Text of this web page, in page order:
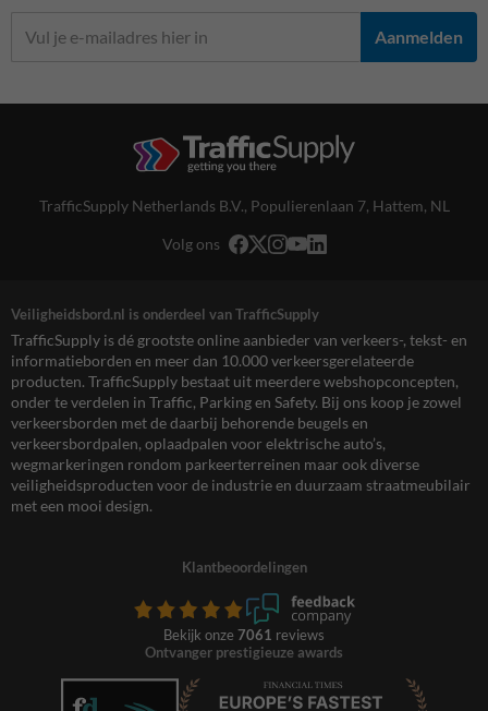
Aanmelden
TrafficSupply Netherlands B.V., Populierenlaan 7, Hattem, NL
Volg ons
Veiligheidsbord.nl is onderdeel van TrafficSupply
TrafficSupply is dé grootste online aanbieder van verkeers-, tekst- en
informatieborden en meer dan 10.000 verkeersgerelateerde
producten. TrafficSupply bestaat uit meerdere webshopconcepten,
onder te verdelen in Traffic, Parking en Safety. Bij ons koop je zowel
verkeersborden met de daarbij behorende beugels en
verkeersbordpalen, oplaadpalen voor elektrische auto’s,
wegmarkeringen rondom parkeerterreinen maar ook diverse
veiligheidsproducten voor de industrie en duurzaam straatmeubilair
met een mooi design.
Klantbeoordelingen
Bekijk onze 7061 reviews
Ontvanger prestigieuze awards